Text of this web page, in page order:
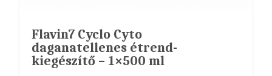
Flavin7 Cyclo Cyto
daganatellenes étrend-
kiegészítő – 1×500 ml